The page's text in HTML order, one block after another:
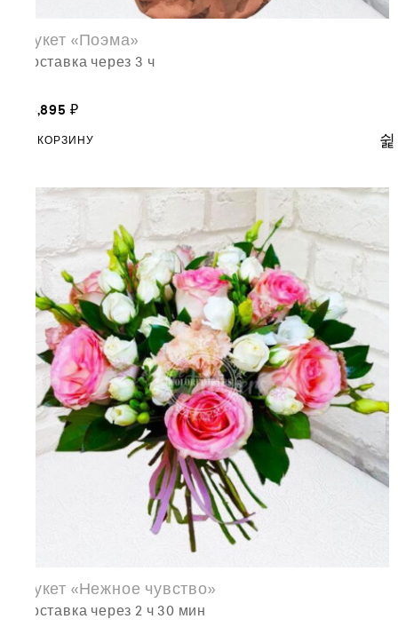
Букет «Поэма»
доставка через 3 ч
16,895 ₽
В КОРЗИНУ
Букет «Нежное чувство»
доставка через 2 ч 30 мин